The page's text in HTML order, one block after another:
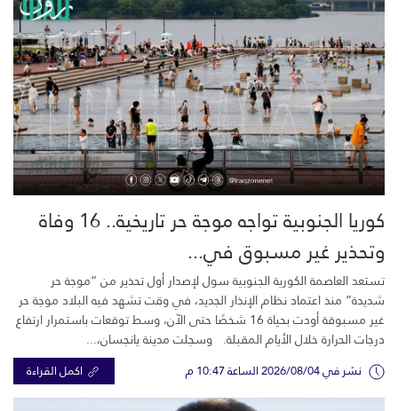
كوريا الجنوبية تواجه موجة حر تاريخية.. 16 وفاة
وتحذير غير مسبوق في...
تستعد العاصمة الكورية الجنوبية سول لإصدار أول تحذير من “موجة حر
شديدة” منذ اعتماد نظام الإنذار الجديد، في وقت تشهد فيه البلاد موجة حر
غير مسبوقة أودت بحياة 16 شخصًا حتى الآن، وسط توقعات باستمرار ارتفاع
درجات الحرارة خلال الأيام المقبلة. وسجلت مدينة يانجسان،...
نشر في 2026/08/04 الساعة 10:47 م اكمل القراءة